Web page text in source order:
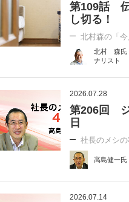
第109話
し切る！
北村森の「今
北村 森氏 /
ナリスト
2026.07.28
第206回
日
社長のメシ
高島健一氏
2026.07.14